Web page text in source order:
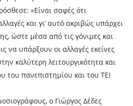
«Είναι σαφές ότι
και γι’ αυτό ακριβώς υπάρχει
ώστε μέσα από τις γόνιμες και
να υπάρξουν οι αλλαγές εκείνες
καλύτερη λειτουργικότητα και
του πανεπιστημίου και του ΤΕΙ
ο Γιώργος Δέδες